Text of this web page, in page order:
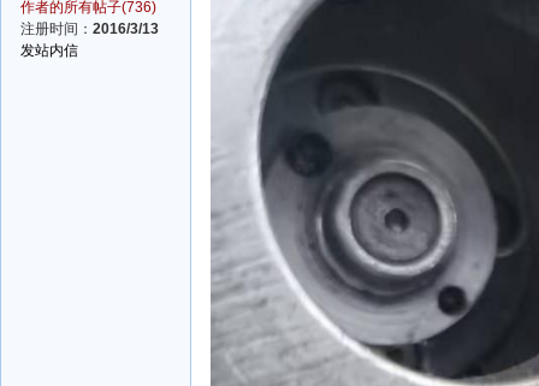
作者的所有帖子(736)
注册时间： 2016/3/13
发站内信